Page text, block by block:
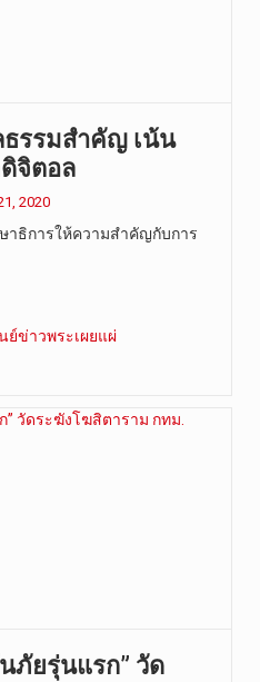
ประกาศใ…
ที่ 8 ส…
รรมสำคัญ เน้น
จิตอล
2020
าธิการให้ความสำคัญกับการ
ย์ข่าวพระเผยแผ่
ภัยรุ่นแรก” วัด